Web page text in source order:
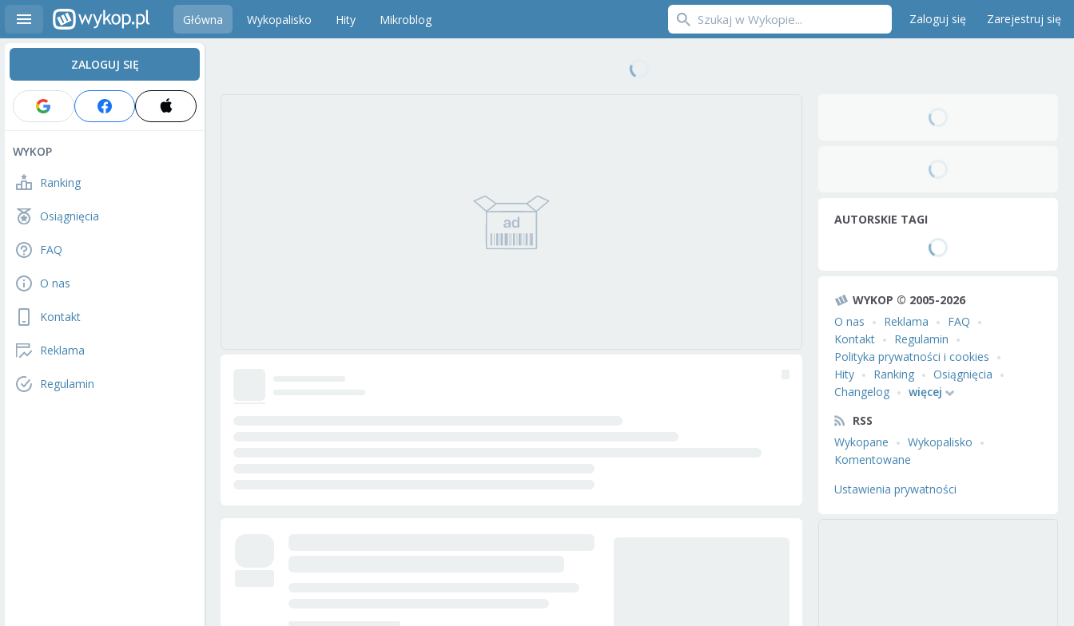
Główna Wykopalisko Hity Mikroblog Zaloguj się Zarejestruj się
ZALOGUJ SIĘ
WYKOP
Ranking
Osiągnięcia
FAQ
O nas
Kontakt
Reklama
Regulamin
AUTORSKIE TAGI
WYKOP © 2005-2026
O nas
Reklama
FAQ
Kontakt
Regulamin
Polityka prywatności i cookies
Hity
Ranking
Osiągnięcia
Changelog
więcej
RSS
Wykopane
Wykopalisko
Komentowane
Ustawienia prywatności